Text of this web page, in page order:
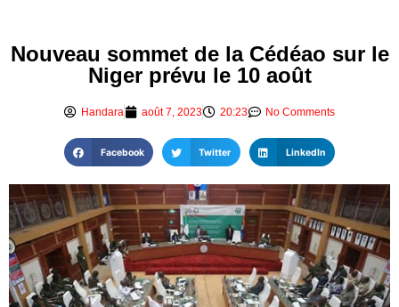
Nouveau sommet de la Cédéao sur le
Niger prévu le 10 août
Handara août 7, 2023 20:23 No Comments
Facebook Twitter LinkedIn